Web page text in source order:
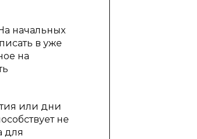
начальных
в уже
на
или дни
не
для